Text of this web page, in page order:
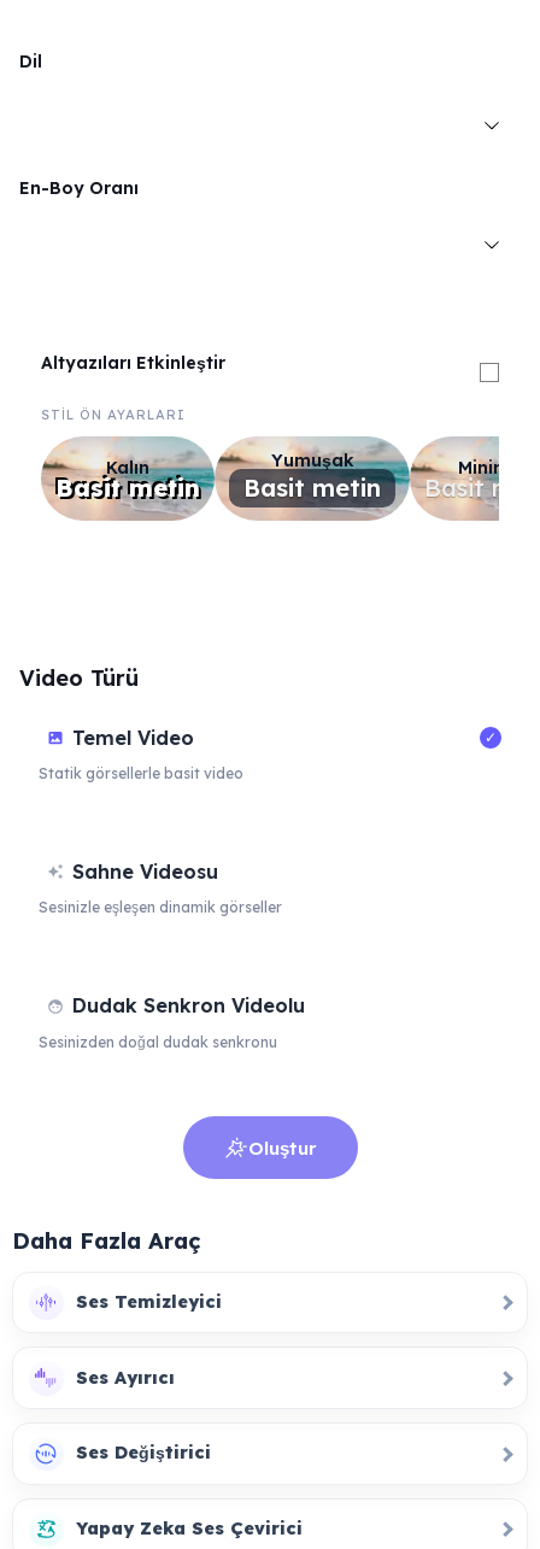
Dil
En-Boy Oranı
Altyazıları Etkinleştir
STİL ÖN AYARLARI
Kalın
Basit metin
Yumuşak
Basit metin
Minimal
Basit
Video Türü
Temel Video
✓
Statik görsellerle basit video
Sahne Videosu
Sesinizle eşleşen dinamik görseller
Dudak Senkron Videolu
Sesinizden doğal dudak senkronu
Oluştur
Daha Fazla Araç
Ses Temizleyici
Ses Ayırıcı
Ses Değiştirici
Yapay Zeka Ses Çevirici